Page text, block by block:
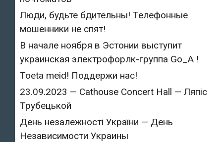
Люди, будьте бдительны! Телефонные
мошенники не спят!
В начале ноября в Эстонии выступит
украинская электрофорлк-группа Go_A !
Toeta meid! Поддержи нас!
23.09.2023 — Cathouse Concert Hall — Ляпіс
Трубецькой
День незалежності України — День
Независимости Украины